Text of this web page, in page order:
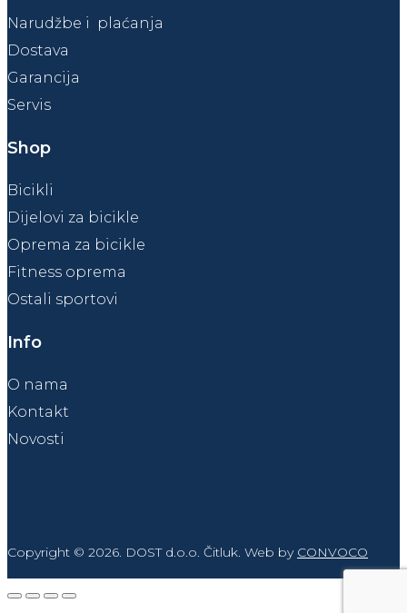
Narudžbe i plaćanja
Dostava
Garancija
Servis
Shop
Bicikli
Dijelovi za bicikle
Oprema za bicikle
Fitness oprema
Ostali sportovi
Info
O nama
Kontakt
Novosti
Copyright © 2026. DOST d.o.o. Čitluk. Web by CONVOCO